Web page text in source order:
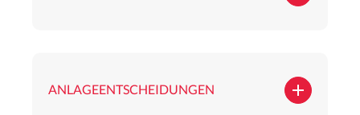
ANLAGEENTSCHEIDUNGEN